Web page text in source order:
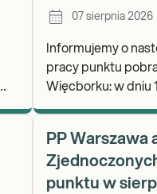
07 sierpnia 2026
Informujemy o
pracy punktu
Więcborku: w dniu 10.08 - punkt będzie nieczynny.
PP Warszawa
punktu w